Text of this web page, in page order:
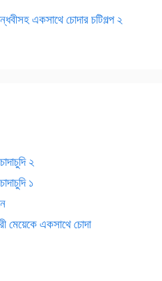
একসাথে চোদার চটিগল্প ২
২
১
একসাথে চোদা